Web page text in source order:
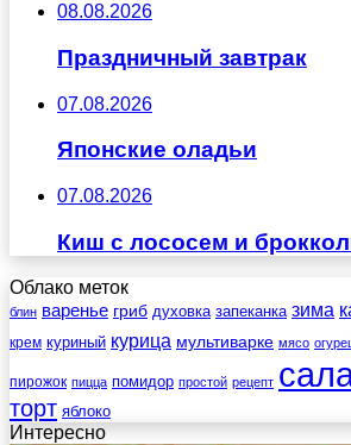
08.08.2026
Праздничный завтрак
07.08.2026
Японские оладьи
07.08.2026
Киш с лососем и
Облако меток
блин варенье гриб духовка запеканка зима
крем куриный курица мультиварке мясо
пирожок пицца помидор простой рецепт
торт яблоко
Интересно